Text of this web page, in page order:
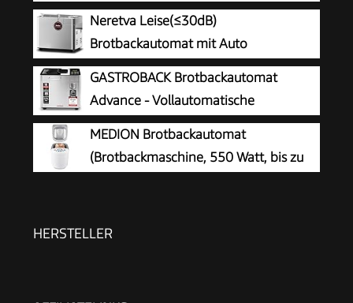
horizontales Design, Rosinen-
Nussverteiler und Hefespender, 31 automatische
Programme, zwei Temperatursensoren, 13-
Stunden-Zeitvorwahl, Silber
Neretva Leise(≤30dB)
Brotbackautomat mit Auto
Zutatenfach & Doppelheizung
GASTROBACK Brotbackautomat
Advance - Vollautomatische
Brotbackmaschine + 18 Programmen
inkl. Joghurtmaschine, Timer-Funktion,
Zutatenfach, Sichtfenster, Brotautomat /
MEDION Brotbackautomat
(Brotbackmaschine, 550 Watt, bis zu
Zeitvorwahl MD 11011)
HERSTELLER